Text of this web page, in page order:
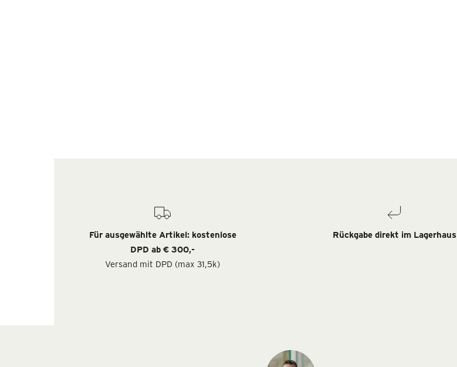
Für ausgewählte Artikel: kostenlose
DPD ab € 300,-
Versand mit DPD (max 31,5k)
Rückgabe direkt im Lagerhaus